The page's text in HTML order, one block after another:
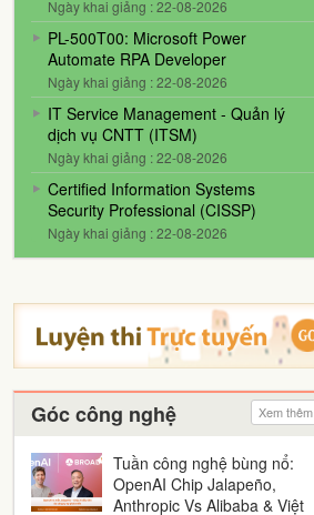
Ngày khai giảng : 22-08-2026
PL-500T00: Microsoft Power
Automate RPA Developer
Ngày khai giảng : 22-08-2026
IT Service Management - Quản lý
dịch vụ CNTT (ITSM)
Ngày khai giảng : 22-08-2026
Certified Information Systems
Security Professional (CISSP)
Ngày khai giảng : 22-08-2026
Góc công nghệ Xem thêm
Tuần công nghệ bùng nổ:
OpenAI Chip Jalapeño,
Anthropic Vs Alibaba & Việt